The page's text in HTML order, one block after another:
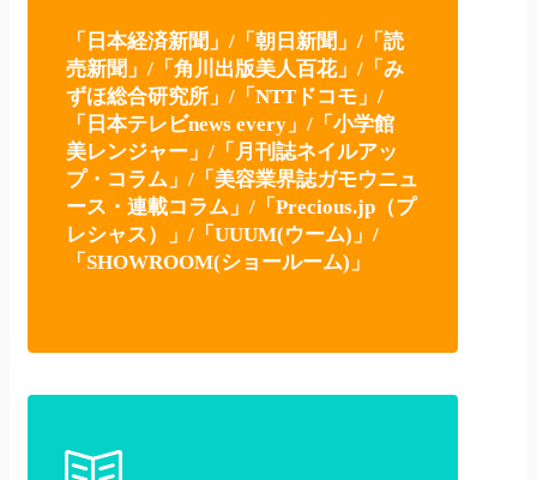
「日本経済新聞」/「朝日新聞」/「読
売新聞」/「角川出版美人百花」/「み
ずほ総合研究所」/「NTTドコモ」/
「日本テレビnews every」/「小学館
美レンジャー」/「月刊誌ネイルアッ
プ・コラム」/「美容業界誌ガモウニュ
ース・連載コラム」/「Precious.jp（プ
レシャス）」/「UUUM(ウーム)」/
「SHOWROOM(ショールーム)」